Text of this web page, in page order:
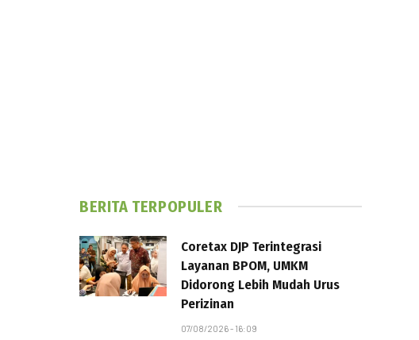
BERITA TERPOPULER
Coretax DJP Terintegrasi
Layanan BPOM, UMKM
Didorong Lebih Mudah Urus
Perizinan
07/08/2026 - 16:09